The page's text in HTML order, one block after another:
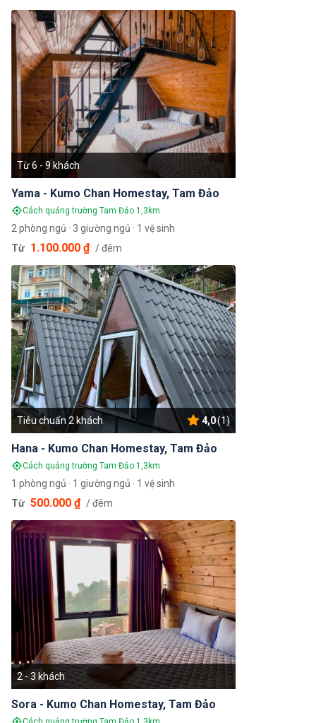
Yama - Kumo Chan Homestay, Tam Đảo
Cách quảng trường Tam Đảo 1,3km
Từ 6 - 9 khách
2 phòng ngủ · 3 giường ngủ · 1 vệ sinh
Từ 1.100.000 ₫ / đêm
Hana - Kumo Chan Homestay, Tam Đảo
Cách quảng trường Tam Đảo 1,3km
Tiêu chuẩn 2 khách 4,0(1)
1 phòng ngủ · 1 giường ngủ · 1 vệ sinh
Từ 500.000 ₫ / đêm
Sora - Kumo Chan Homestay, Tam Đảo
2 - 3 khách